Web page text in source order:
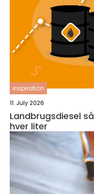
inspiration
11. July 2026
Landbrugsdiesel sådan får du mest ud af
hver liter